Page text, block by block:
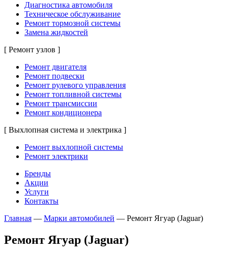
Диагностика автомобиля
Техническое обслуживание
Ремонт тормозной системы
Замена жидкостей
[ Ремонт узлов ]
Ремонт двигателя
Ремонт подвески
Ремонт рулевого управления
Ремонт топливной системы
Ремонт трансмиссии
Ремонт кондиционера
[ Выхлопная система и электрика ]
Ремонт выхлопной системы
Ремонт электрики
Бренды
Акции
Услуги
Контакты
Главная — Марки автомобилей — Ремонт Ягуар (Jaguar)
Ремонт Ягуар (Jaguar)